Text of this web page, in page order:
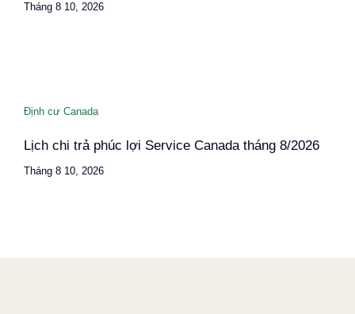
Tháng 8 10, 2026
Định cư Canada
Lịch chi trả phúc lợi Service Canada tháng 8/2026
Tháng 8 10, 2026